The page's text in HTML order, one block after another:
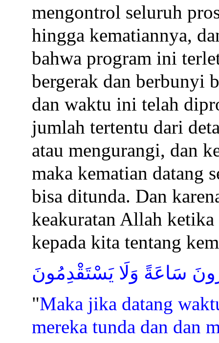
mengontrol seluruh
hingga kematiannya,
bahwa program ini
bergerak dan berbunyi
dan waktu ini telah
jumlah tertentu dari
atau mengurangi, dan
maka kematian datang
bisa ditunda. Dan
keakuratan Allah ketika
kepada kita tentang
سَاعَةً وَلَا يَسْتَقْدِمُونَ
"Maka jika datang
mereka tunda dan dan